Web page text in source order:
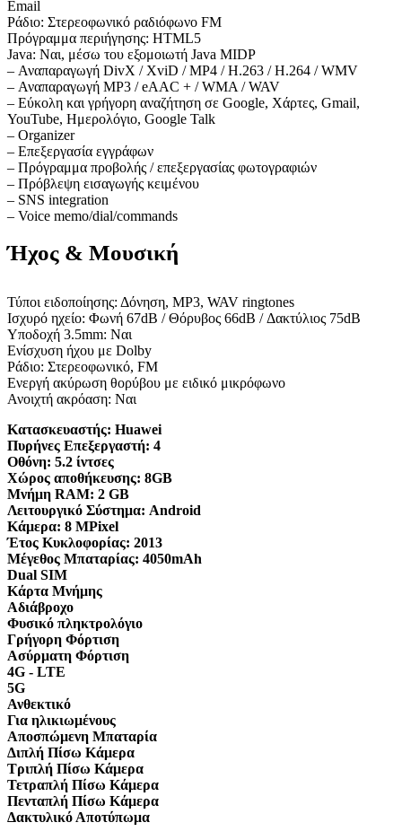
Email
Ράδιο: Στερεοφωνικό ραδιόφωνο FM
Πρόγραμμα περιήγησης: HTML5
Java: Ναι, μέσω του εξομοιωτή Java MIDP
– Αναπαραγωγή DivX / XviD / MP4 / H.263 / H.264 / WMV
– Αναπαραγωγή MP3 / eAAC + / WMA / WAV
– Εύκολη και γρήγορη αναζήτηση σε Google, Χάρτες, Gmail,
YouTube, Ημερολόγιο, Google Talk
– Organizer
– Επεξεργασία εγγράφων
– Πρόγραμμα προβολής / επεξεργασίας φωτογραφιών
– Πρόβλεψη εισαγωγής κειμένου
– SNS integration
– Voice memo/dial/commands
Ήχος & Μουσική
Τύποι ειδοποίησης: Δόνηση, MP3, WAV ringtones
Ισχυρό ηχείο: Φωνή 67dB / Θόρυβος 66dB / Δακτύλιος 75dB
Υποδοχή 3.5mm: Ναι
Ενίσχυση ήχου με Dolby
Ράδιο: Στερεοφωνικό, FM
Ενεργή ακύρωση θορύβου με ειδικό μικρόφωνο
Ανοιχτή ακρόαση: Ναι
Κατασκευαστής: Huawei
Πυρήνες Επεξεργαστή: 4
Οθόνη: 5.2 ίντσες
Χώρος αποθήκευσης: 8GB
Μνήμη RAM: 2 GB
Λειτουργικό Σύστημα: Android
Κάμερα: 8 MPixel
Έτος Κυκλοφορίας: 2013
Μέγεθος Μπαταρίας: 4050mAh
Dual SIM
Κάρτα Μνήμης
Αδιάβροχο
Φυσικό πληκτρολόγιο
Γρήγορη Φόρτιση
Ασύρματη Φόρτιση
4G - LTE
5G
Ανθεκτικό
Για ηλικιωμένους
Αποσπώμενη Μπαταρία
Διπλή Πίσω Κάμερα
Τριπλή Πίσω Κάμερα
Τετραπλή Πίσω Κάμερα
Πενταπλή Πίσω Κάμερα
Δακτυλικό Αποτύπωμα